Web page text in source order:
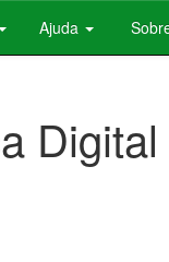
Ajuda